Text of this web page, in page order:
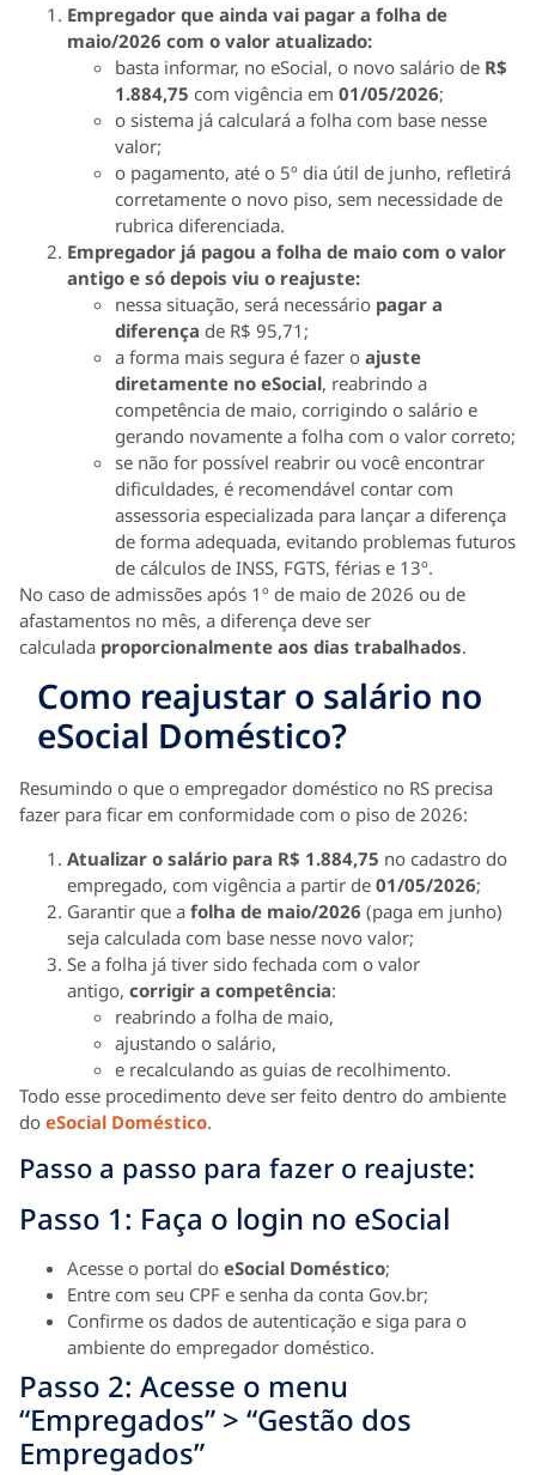
Empregador que ainda vai pagar a folha de
maio/2026 com o valor atualizado:
basta informar, no eSocial, o novo salário de R$
1.884,75 com vigência em 01/05/2026;
o sistema já calculará a folha com base nesse
valor;
o pagamento, até o 5º dia útil de junho, refletirá
corretamente o novo piso, sem necessidade de
rubrica diferenciada.
Empregador já pagou a folha de maio com o valor
antigo e só depois viu o reajuste:
nessa situação, será necessário pagar a
diferença de R$ 95,71;
a forma mais segura é fazer o ajuste
diretamente no eSocial, reabrindo a
competência de maio, corrigindo o salário e
gerando novamente a folha com o valor correto;
se não for possível reabrir ou você encontrar
dificuldades, é recomendável contar com
assessoria especializada para lançar a diferença
de forma adequada, evitando problemas futuros
de cálculos de INSS, FGTS, férias e 13º.
No caso de admissões após 1º de maio de 2026 ou de
afastamentos no mês, a diferença deve ser
calculada proporcionalmente aos dias trabalhados.
Como reajustar o salário no
eSocial Doméstico?
Resumindo o que o empregador doméstico no RS precisa
fazer para ficar em conformidade com o piso de 2026:
Atualizar o salário para R$ 1.884,75 no cadastro do
empregado, com vigência a partir de 01/05/2026;
Garantir que a folha de maio/2026 (paga em junho)
seja calculada com base nesse novo valor;
Se a folha já tiver sido fechada com o valor
antigo, corrigir a competência:
reabrindo a folha de maio,
ajustando o salário,
e recalculando as guias de recolhimento.
Todo esse procedimento deve ser feito dentro do ambiente
do eSocial Doméstico.
Passo a passo para fazer o reajuste:
Passo 1: Faça o login no eSocial
Acesse o portal do eSocial Doméstico;
Entre com seu CPF e senha da conta Gov.br;
Confirme os dados de autenticação e siga para o
ambiente do empregador doméstico.
Passo 2: Acesse o menu
“Empregados” > “Gestão dos
Empregados”